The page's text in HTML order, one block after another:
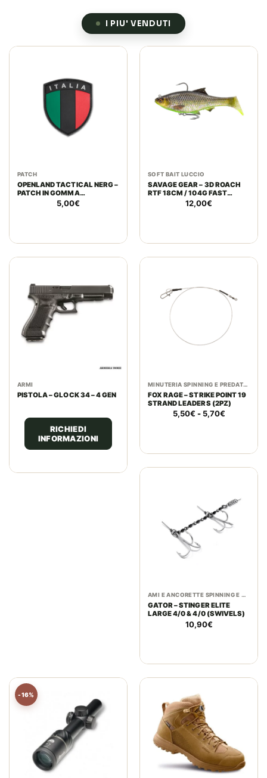
I PIU' VENDUTI
PATCH
OPENLAND TACTICAL NERG –
PATCH IN GOMMA
SCUDETTO ITALIA BASSA
5,00€
SOFT BAIT LUCCIO
SAVAGE GEAR – 3D ROACH
RTF 18CM / 104G FAST
SINKING | HUGO
12,00€
ARMI
PISTOLA – GLOCK 34 – 4 GEN
RICHIEDI
INFORMAZIONI
MINUTERIA SPINNING E PREDATORI
FOX RAGE – STRIKE POINT 19
STRAND LEADERS (2PZ)
5,50€ - 5,70€Fascia
5,70€
AMI E ANCORETTE SPINNING E PREDATORI
GATOR – STINGER ELITE
LARGE 4/0 & 4/0 (SWIVELS)
10,90€
-16%